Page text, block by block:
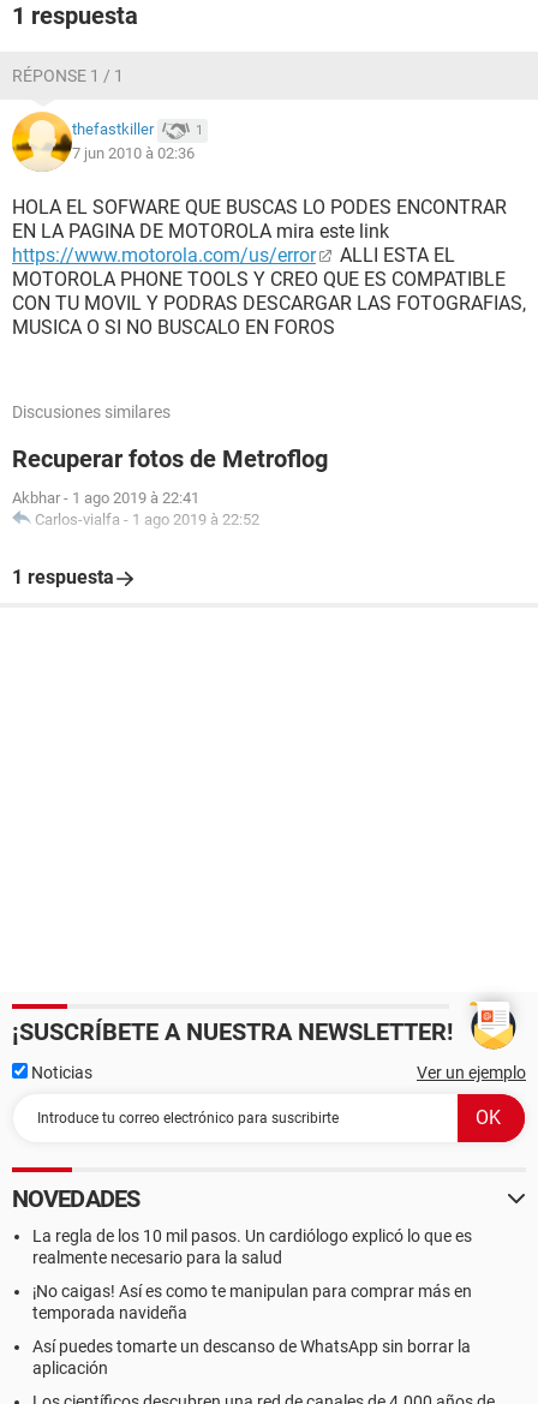
1 respuesta
RÉPONSE 1 / 1
thefastkiller 1
7 jun 2010 à 02:36
HOLA EL SOFWARE QUE BUSCAS LO PODES ENCONTRAR
EN LA PAGINA DE MOTOROLA mira este link
https://www.motorola.com/us/error
ALLI ESTA EL
MOTOROLA PHONE TOOLS Y CREO QUE ES COMPATIBLE
CON TU MOVIL Y PODRAS DESCARGAR LAS FOTOGRAFIAS,
MUSICA O SI NO BUSCALO EN FOROS
Discusiones similares
Recuperar fotos de Metroflog
Akbhar - 1 ago 2019 à 22:41
Carlos-vialfa - 1 ago 2019 à 22:52
1 respuesta
¡SUSCRÍBETE A NUESTRA NEWSLETTER!
Noticias Ver un ejemplo
NOVEDADES
La regla de los 10 mil pasos. Un cardiólogo explicó lo que es
realmente necesario para la salud
¡No caigas! Así es como te manipulan para comprar más en
temporada navideña
Así puedes tomarte un descanso de WhatsApp sin borrar la
aplicación